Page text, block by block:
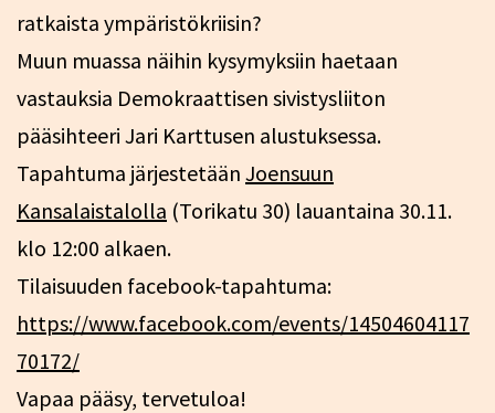
ratkaista ympäristökriisin?
Muun muassa näihin kysymyksiin haetaan
vastauksia Demokraattisen sivistysliiton
pääsihteeri Jari Karttusen alustuksessa.
Tapahtuma järjestetään Joensuun
Kansalaistalolla (Torikatu 30) lauantaina 30.11.
klo 12:00 alkaen.
Tilaisuuden facebook-tapahtuma:
https://www.facebook.com/events/14504604117
70172/
Vapaa pääsy, tervetuloa!